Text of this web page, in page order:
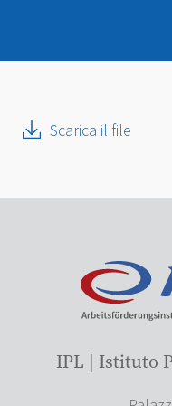
Scarica il file
IPL | Istituto